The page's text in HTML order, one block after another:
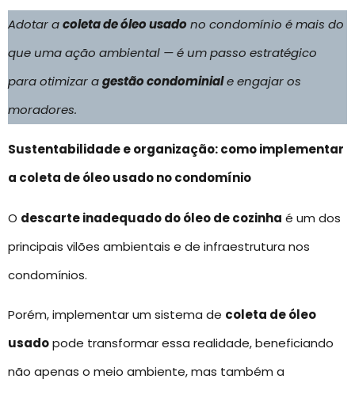
Adotar acoleta de óleo usadono condomínio é mais do
que uma ação ambiental — é um passo estratégico
para otimizar agestão condominiale engajar os
moradores.
Sustentabilidade e organização: como implementar
a coleta de óleo usado no condomínio
O descarte inadequado do óleo de cozinha é um dos
principais vilões ambientais e de infraestrutura nos
condomínios.
Porém, implementar um sistema de coleta de óleo
usadopode transformar essa realidade, beneficiando
não apenas o meio ambiente, mas também a